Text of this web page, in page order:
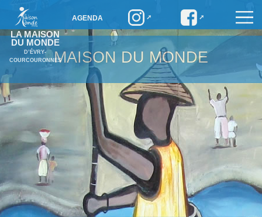
LA MAISON
DU MONDE
D’ÉVRY-
COURCOURONNES
AGENDA
MAISON DU MONDE